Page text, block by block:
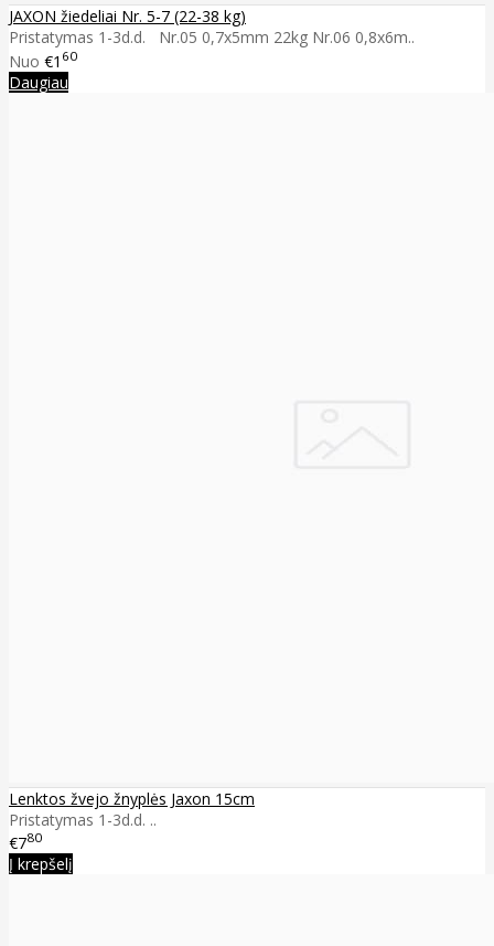
JAXON žiedeliai Nr. 5-7 (22-38 kg)
Pristatymas 1-3d.d. Nr.05 0,7x5mm 22kg Nr.06 0,8x6m..
Nuo €1 60
Daugiau
Lenktos žvejo žnyplės Jaxon 15cm
Pristatymas 1-3d.d. ..
€780
Į krepšelį